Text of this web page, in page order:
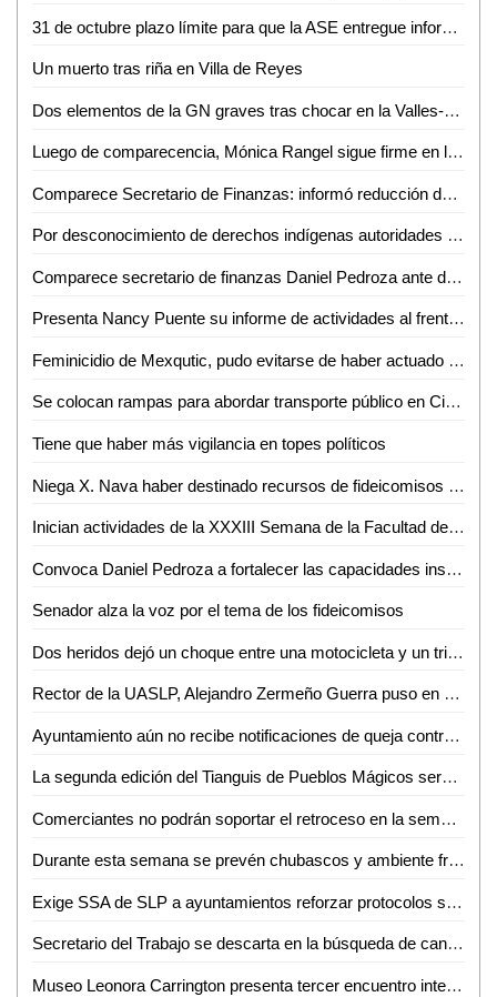
31 de octubre plazo límite para que la ASE entregue informes de los 114 entes auditables
Un muerto tras riña en Villa de Reyes
Dos elementos de la GN graves tras chocar en la Valles-El Naranjo
Luego de comparecencia, Mónica Rangel sigue firme en los SSA de SLP: J. Manuel Carreras
Comparece Secretario de Finanzas: informó reducción de la deuda bancaria
Por desconocimiento de derechos indígenas autoridades permiten eventos en la zona tének
Comparece secretario de finanzas Daniel Pedroza ante diputados de la comisión de desarrollo económico
Presenta Nancy Puente su informe de actividades al frente del DIF municipal
Feminicidio de Mexqutic, pudo evitarse de haber actuado la FGE de SLP a tiempo: Marité Hernández
Se colocan rampas para abordar transporte público en Ciclovía Carranza
Tiene que haber más vigilancia en topes políticos
Niega X. Nava haber destinado recursos de fideicomisos federales para abatir la pandemia en la capital
Inician actividades de la XXXIII Semana de la Facultad de Ciencias Químicas de la UASLP
Convoca Daniel Pedroza a fortalecer las capacidades institucionales y financieras para hacer frente a los desafíos presupuestales
Senador alza la voz por el tema de los fideicomisos
Dos heridos dejó un choque entre una motocicleta y un triciclo
Rector de la UASLP, Alejandro Zermeño Guerra puso en marcha, Primera Jornada Internacional de Ciberseguridad
Ayuntamiento aún no recibe notificaciones de queja contra policías municipales
La segunda edición del Tianguis de Pueblos Mágicos será digital
Comerciantes no podrán soportar el retroceso en la semaforización epidemiológica: IP
Durante esta semana se prevén chubascos y ambiente frío por la mañana en regiones de San Luis Potosí
Exige SSA de SLP a ayuntamientos reforzar protocolos sanitarios para cortar cadena de contagios de COVID-19
Secretario del Trabajo se descarta en la búsqueda de candidatura
Museo Leonora Carrington presenta tercer encuentro internacional de estudios surrealistas